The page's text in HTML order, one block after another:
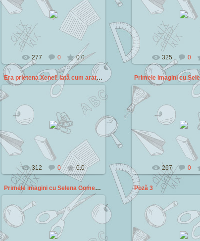
2014-10-05
Cezar
277 0 0.0
2014-10-05
325 0
Era prietena Xenei! Iată cum arată Gabrielle la 20
2014-10-05
Cezar
312 0 0.0
2014-07-14
267 0
Primele imagini cu Selena Gomez dupa presupusa mar
2014-07-14
Poză 3
2014-07-13